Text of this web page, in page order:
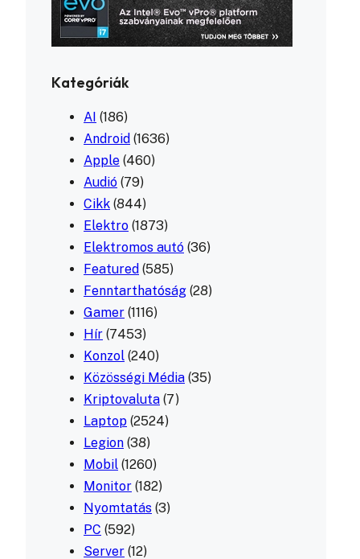
Kategóriák
AI (186)
Android (1636)
Apple (460)
Audió (79)
Cikk (844)
Elektro (1873)
Elektromos autó (36)
Featured (585)
Fenntarthatóság (28)
Gamer (1116)
Hír (7453)
Konzol (240)
Közösségi Média (35)
Kriptovaluta (7)
Laptop (2524)
Legion (38)
Mobil (1260)
Monitor (182)
Nyomtatás (3)
PC (592)
Server (12)